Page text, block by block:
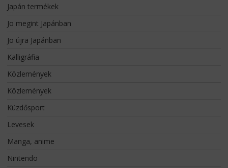
Japán termékek
Jo megint Japánban
Jo újra Japánban
Kalligráfia
Közlemények
Közlemények
Küzdősport
Levesek
Manga, anime
Nintendo